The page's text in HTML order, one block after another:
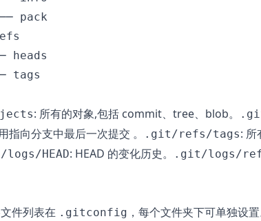
pack
heads
tags
: 所有的对象,包括 commit、tree、blob。
指向分支中最后一次提交 。
.git/refs/tags: 所
HEAD: HEAD 的变化历史。 .git/logs/
件列表在 .gitconfig ，每个文件夹下可单独设置